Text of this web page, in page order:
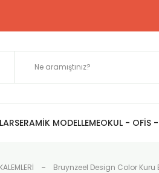
SERAMİK MODELLEMEOKUL - OFİS -
Bruynzeel Design Color Kuru